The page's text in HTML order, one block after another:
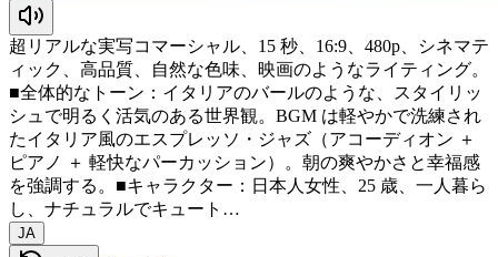
超リアルな実写コマーシャル、15 秒、16:9、480p、シネマテ
ィック、高品質、自然な色味、映画のようなライティング。
■全体的なトーン：イタリアのバールのような、スタイリッ
シュで明るく活気のある世界観。BGM は軽やかで洗練され
たイタリア風のエスプレッソ・ジャズ（アコーディオン ＋
ピアノ ＋ 軽快なパーカッション）。朝の爽やかさと幸福感
を強調する。■キャラクター：日本人女性、25 歳、一人暮ら
し、ナチュラルでキュート…
JA